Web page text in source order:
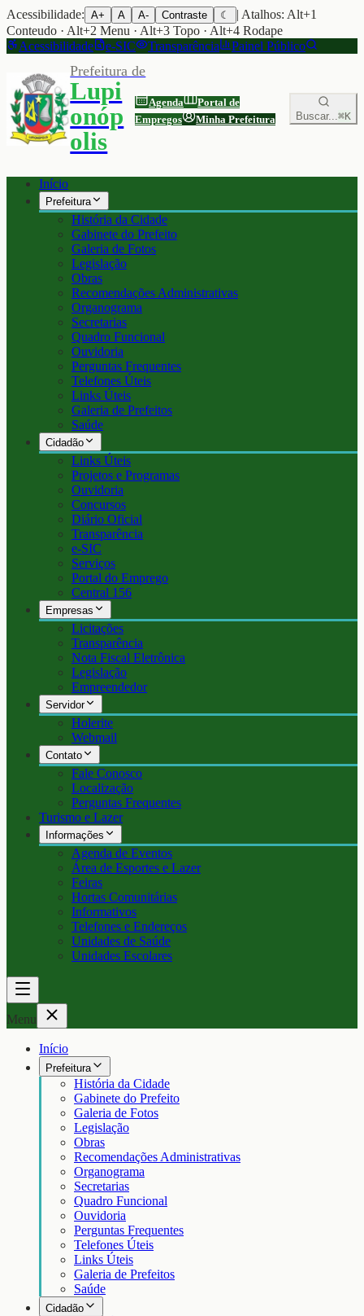
Acessibilidade: A+ A A- Contraste ☾
| Atalhos: Alt+1
Conteudo · Alt+2 Menu · Alt+3 Topo · Alt+4 Rodape
Acessibilidade
e-SIC Transparência Painel Público
Prefeitura de
Lupi
onóp
olis
Agenda
Portal de
Empregos
Minha Prefeitura Buscar...⌘K
Início
Prefeitura
História da Cidade
Gabinete do Prefeito
Galeria de Fotos
Legislação
Obras
Recomendações Administrativas
Organograma
Secretarias
Quadro Funcional
Ouvidoria
Perguntas Frequentes
Telefones Úteis
Links Úteis
Galeria de Prefeitos
Saúde
Cidadão
Links Úteis
Projetos e Programas
Ouvidoria
Concursos
Diário Oficial
Transparência
e-SIC
Serviços
Portal do Emprego
Central 156
Empresas
Licitações
Transparência
Nota Fiscal Eletrônica
Legislação
Empreendedor
Servidor
Holerite
Webmail
Contato
Fale Conosco
Localização
Perguntas Frequentes
Turismo e Lazer
Informações
Agenda de Eventos
Área de Esportes e Lazer
Feiras
Hortas Comunitárias
Informativos
Telefones e Endereços
Unidades de Saúde
Unidades Escolares
Menu
Início
Prefeitura
História da Cidade
Gabinete do Prefeito
Galeria de Fotos
Legislação
Obras
Recomendações Administrativas
Organograma
Secretarias
Quadro Funcional
Ouvidoria
Perguntas Frequentes
Telefones Úteis
Links Úteis
Galeria de Prefeitos
Saúde
Cidadão